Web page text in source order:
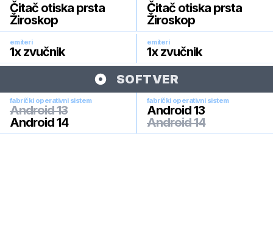
Čitač otiska prsta
Žiroskop
Čitač otiska prsta
Žiroskop
emiteri
1x zvučnik
emiteri
1x zvučnik
SOFTVER
fabrički operativni sistem
Android 13
Android 14
fabrički operativni sistem
Android 13
Android 14